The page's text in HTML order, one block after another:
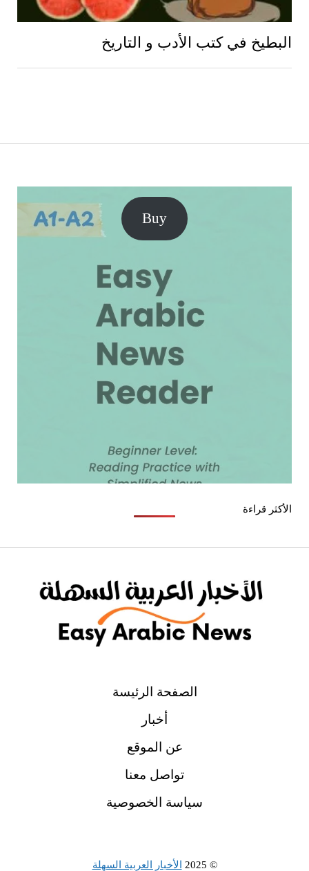
Buy
الأكثر قراءة
البطيخ في كتب الأدب و التاريخ
الصفحة الرئيسة
أخبار
عن الموقع
تواصل معنا
سياسة الخصوصية
© 2025 الأخبار العربية السهلة